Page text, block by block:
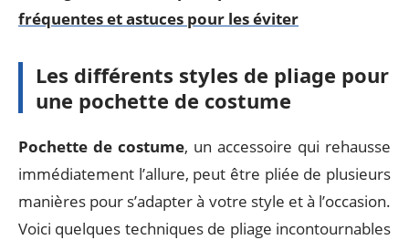
fréquentes et astuces pour les éviter
Les différents styles de pliage pour
une pochette de costume
Pochette de costume, un accessoire qui rehausse
immédiatement l’allure, peut être pliée de plusieurs
manières pour s’adapter à votre style et à l’occasion.
Voici quelques techniques de pliage incontournables